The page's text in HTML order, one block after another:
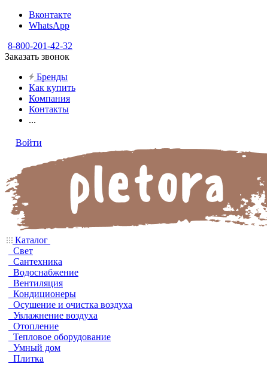
Вконтакте
WhatsApp
8-800-201-42-32
Заказать звонок
Бренды
Как купить
Компания
Контакты
...
Войти
Каталог
Свет
Сантехника
Водоснабжение
Вентиляция
Кондиционеры
Осушение и очистка воздуха
Увлажнение воздуха
Отопление
Тепловое оборудование
Умный дом
Плитка